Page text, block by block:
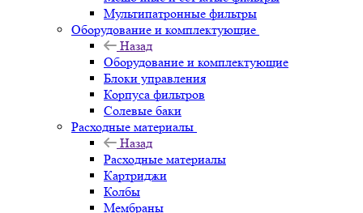
Мультипатронные фильтры
Оборудование и комплектующие
Назад
Оборудование и комплектующие
Блоки управления
Корпуса фильтров
Солевые баки
Расходные материалы
Назад
Расходные материалы
Картриджи
Колбы
Мембраны